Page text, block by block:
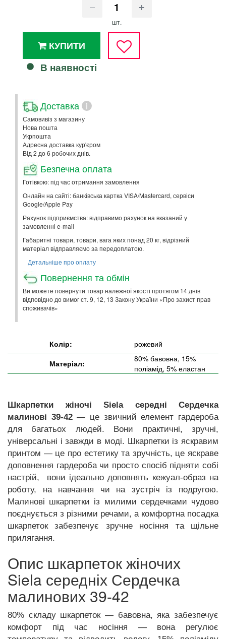
шт.
КУПИТИ
В наявності
Доставка i
Самовивіз з магазину
Нова пошта
Укрпошта
Адресна доставка кур'єром
Від 2 до 6 робочих днів.
Безпечна оплата
Готівкою: під час отримання замовлення
Онлайн на сайті: банківська картка VISA/Mastercard, сервіси
Google/Apple Pay
Рахунок підприємства: відправимо рахунок на вказаний у
замовленні e-mail
Габаритні товари, товари, вага яких понад 20 кг, відрізний
матеріал відправляємо за передоплатою.
Детальніше про оплату
Повернення та обмін
Ви можете повернути товар належної якості протягом 14 днів
відповідно до вимог ст. 9, 12, 13 Закону України «Про захист прав
споживачів»
Колір:
рожевий
Матеріал:
80% бавовна, 15%
поліамід, 5% еластан
Шкарпетки жіночі Siela середні Сердечка
малинові 39-42— це звичний елемент гардероба
для багатьох людей. Вони практичні, зручні,
універсальні і завжди в моді. Шкарпетки із яскравим
принтом — це про естетику та зручність, це яскраве
доповнення гардероба чи просто спосіб підняти собі
настрій, вони ідеально доповнять кежуал-образ на
роботу, на навчання чи на зустріч із подругою.
Малинові шкарпетки із милими сердечками чудово
поєднується з різними речами, а комфортна посадка
шкарпеток забезпечує зручне носіння та щільне
прилягання.
Опис шкарпеток жіночих
Siela середніх Сердечка
малинових 39-42
80% складу шкарпеток — бавовна, яка забезпечує
комфорт під час носіння — вона регулює